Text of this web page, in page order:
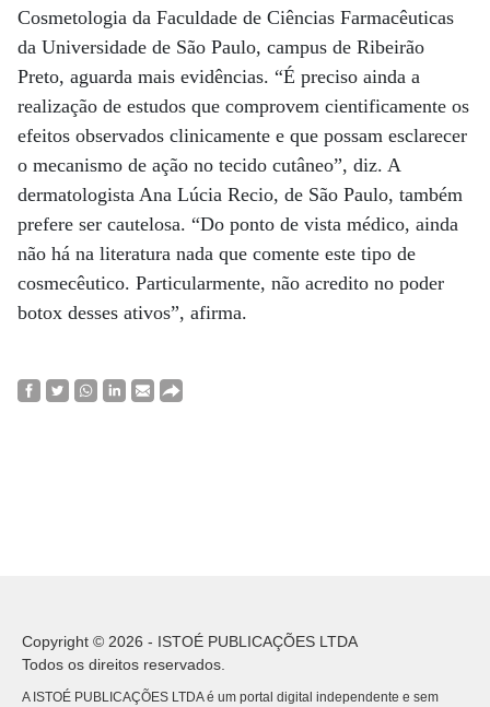
Cosmetologia da Faculdade de Ciências Farmacêuticas
da Universidade de São Paulo, campus de Ribeirão
Preto, aguarda mais evidências. “É preciso ainda a
realização de estudos que comprovem cientificamente os
efeitos observados clinicamente e que possam esclarecer
o mecanismo de ação no tecido cutâneo”, diz. A
dermatologista Ana Lúcia Recio, de São Paulo, também
prefere ser cautelosa. “Do ponto de vista médico, ainda
não há na literatura nada que comente este tipo de
cosmecêutico. Particularmente, não acredito no poder
botox desses ativos”, afirma.
Copyright © 2026 - ISTOÉ PUBLICAÇÕES LTDA
Todos os direitos reservados.
A ISTOÉ PUBLICAÇÕES LTDA é um portal digital independente e sem